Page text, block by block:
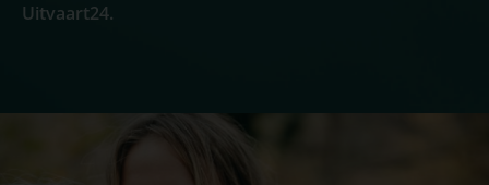
Uitvaart24.